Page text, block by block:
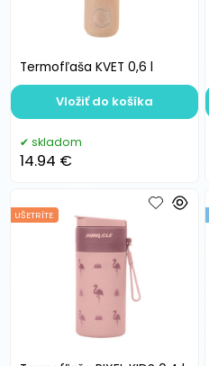
Termofľaša KVET 0,6 l
skladom
14.94 €
Vložiť do košíka
UŠETRÍTE